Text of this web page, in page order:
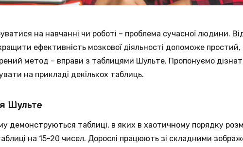
на навчанні чи роботі – проблема сучасної людини.
ефективність мозкової діяльності допоможе
метод – вправи з таблицями Шульте. Пропонуємо
на прикладі декількох таблиць.
Шульте
демонструються таблиці, в яких в хаотичному порядку
на 15-20 чисел. Дорослі працюють зі складними